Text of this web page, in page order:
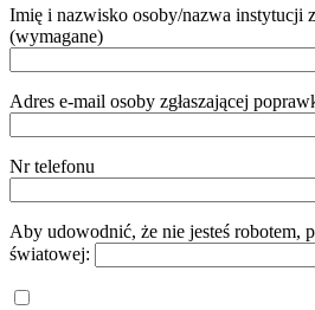
Imię i nazwisko osoby/nazwa instytucji
(wymagane)
Adres e-mail osoby zgłaszającej
Nr telefonu
Aby udowodnić, że nie jesteś
światowej: